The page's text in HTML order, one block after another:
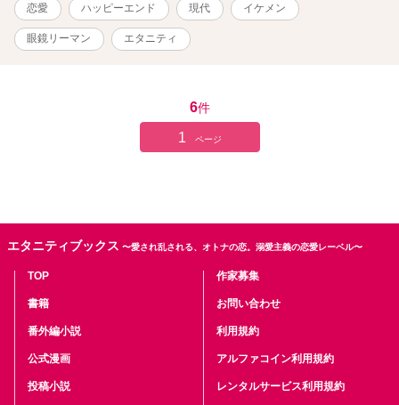
恋愛 ハッピーエンド 現代 イケメン
眼鏡リーマン エタニティ
6件
1 ページ
エタニティブックス 〜愛され乱される、オトナの恋。溺愛主義の恋愛レーベル〜
TOP
書籍
番外編小説
公式漫画
投稿小説
作家募集
お問い合わせ
利用規約
アルファコイン利用規約
レンタルサービス利用規約